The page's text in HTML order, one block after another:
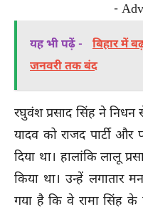
-
यह भी पढ़ें -
बिहार में
जनवरी तक बंद
रघुवंश प्रसाद सिंह ने निधन
यादव को राजद पार्टी और
दिया था। हालांकि लालू
किया था। उन्हें लगातार
गया है कि वे रामा सिंह के